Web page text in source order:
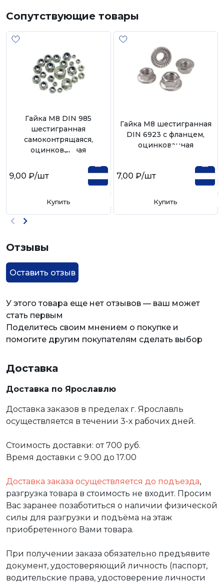
Сопутствующие товары
Гайка М8 DIN 985
шестигранная
самоконтрящаяся,
оцинкованная
9,00 ₽/шт
Купить
Гайка М8 шестигранная
DIN 6923 с фланцем,
оцинкованная
7,00 ₽/шт
Купить
Отзывы
Оставить отзыв
У этого товара еще нет отзывов — ваш может
стать первым
Поделитесь своим мнением о покупке и
помогите другим покупателям сделать выбор
Доставка
Доставка по Ярославлю
Доставка заказов в пределах г. Ярославль
осуществляется в течении 3-х рабочих дней.
Стоимость доставки: от 700 руб.
Время доставки с 9.00 до 17.00
Доставка заказа осуществляется до подъезда,
разгрузка товара в стоимость не входит. Просим
Вас заранее позаботиться о наличии физической
силы для разгрузки и подъёма на этаж
приобретенного Вами товара.
При получении заказа обязательно предъявите
документ, удостоверяющий личность (паспорт,
водительские права, удостоверение личности